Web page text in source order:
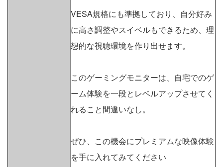
VESA規格にも準拠しており、自分好み
に高さ調整やスイベルもできるため、理
想的な視聴環境を作り出せます。
このゲーミングモニターは、自宅でのゲ
ーム体験を一段とレベルアップさせてく
れること間違いなし。
ぜひ、この機会にプレミアムな映像体験
を手に入れてみてください